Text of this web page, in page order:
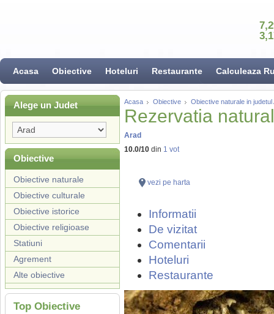
Acasa Obiective Hoteluri Restaurante Calculeaza
Alege un Judet
Obiective
Obiective naturale
Obiective culturale
Obiective istorice
Obiective religioase
Statiuni
Agrement
Alte obiective
Top Obiective
Acasa Obiective Obiective naturale in judetul
Rezervatia
Arad
10.0/10 din 1 vot
vezi pe harta
Informatii
De vizitat
Comentarii
Hoteluri
Restaurante